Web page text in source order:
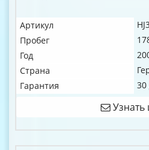
Артикул
Пробег
Год
Страна
Гарантия
30
Узнать